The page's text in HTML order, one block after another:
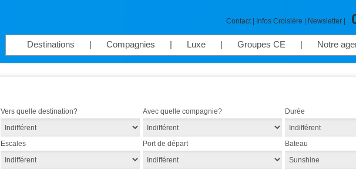
Contact| Infos Croisière Newsletter
Destinations | Compagnies | Luxe | Groupes CE | Notre
Vers quelle destination? Avec quelle compagnie? Durée
Escales Port de départ Bateau